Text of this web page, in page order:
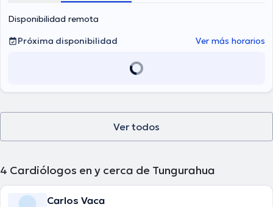
Disponibilidad remota
Próxima disponibilidad
Ver más horarios
Ver todos
4 Cardiólogos en y cerca de Tungurahua
Carlos Vaca